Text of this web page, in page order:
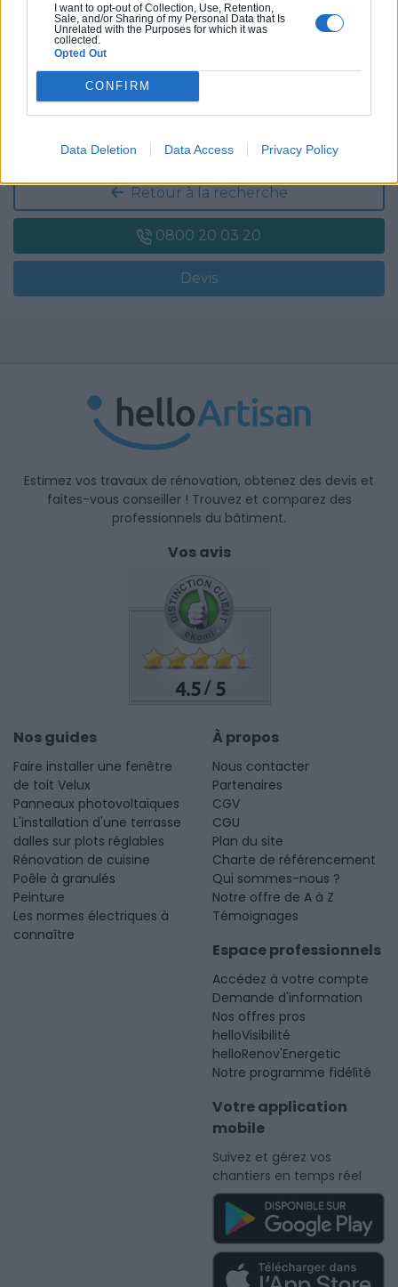
I want to opt-out of Collection, Use, Retention,
Sale, and/or Sharing of my Personal Data that Is
Unrelated with the Purposes for which it was
collected.
Opted Out
CONFIRM
Data Deletion Data Access Privacy Policy
Les avis
Retour à la recherche
0800 20 03 20
Devis
Estimez vos travaux de rénovation, obtenez des devis et
faites-vous conseiller ! Trouvez et comparez des
professionnels du bâtiment.
Vos avis
4.5 /5
Nos guides
Faire installer une fenêtre
de toit Velux
Panneaux photovoltaïques
L'installation d'une terrasse
dalles sur plots réglables
Rénovation de cuisine
Poêle à granulés
Peinture
Les normes électriques à
connaître
À propos
Nous contacter
Partenaires
CGV
CGU
Plan du site
Charte de référencement
Qui sommes-nous ?
Notre offre de A à Z
Témoignages
Espace professionnels
Accédez à votre compte
Demande d'information
Nos offres pros
helloVisibilité
helloRenov'Energetic
Notre programme fidélité
Votre application
mobile
Suivez et gérez vos
chantiers en temps réel